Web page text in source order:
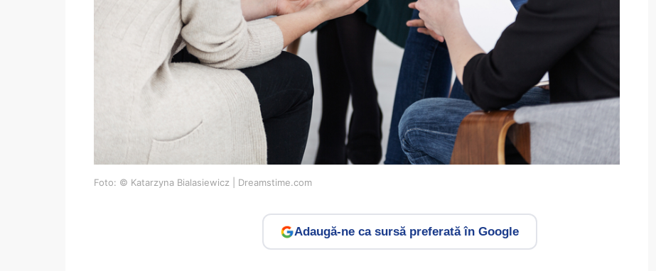
Foto: © Katarzyna Bialasiewicz | Dreamstime.com
Adaugă-ne ca sursă preferată în Google